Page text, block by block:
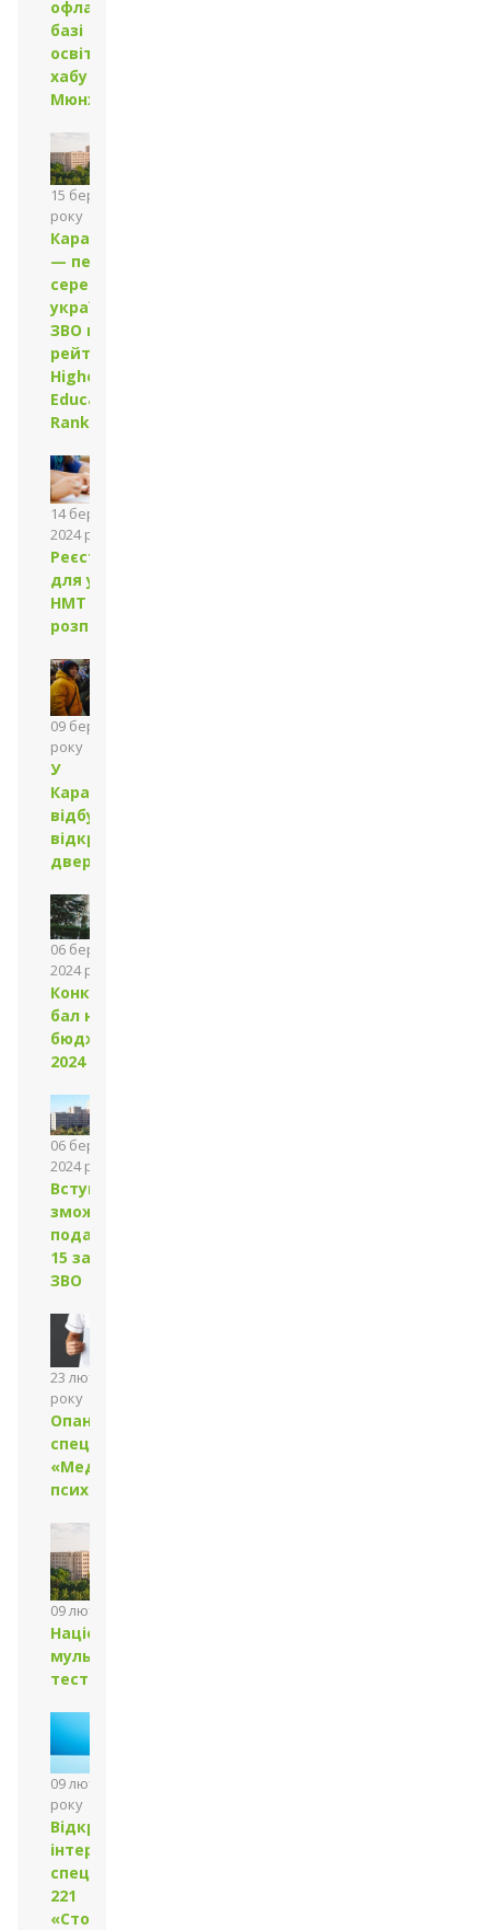
офлайн на
базі
освітнього
хабу у
Мюнхені
15 березня 2024
року
Каразінський
— перший
серед
українських
ЗВО в
рейтингу HE
Higher
Education
Ranking
14 березня
2024 року
Реєстрація
для участі в
НМТ
розпочалася
09 березня 2024
року
У
Каразінському
відбувся День
відкритих
дверей
06 березня
2024 року
Конкурсний
бал на
бюджет у
2024 році
06 березня
2024 року
Вступники
зможуть
подати до
15 заяв до
ЗВО
23 лютого 2024
року
Опануйте
спеціальність
«Медична
психологія»
09 лютого 2024 року
Національний
мультипредметний
тест у 2024 році
09 лютого 2024
року
Відкрито
інтернатуру за
спеціальністю
221
«Стоматологія»